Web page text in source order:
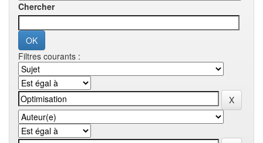
Chercher
Filtres courants :